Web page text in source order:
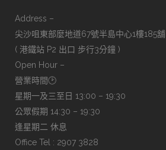
Address –
尖沙咀東部麼地道67號半島中心1樓185舖
( 港鐵站 P2 出口 步行3分鐘 )
Open Hour –
營業時間🕑
星期一及三至日 13:00 – 19:30
公眾假期 14:30 – 19:30
逢星期二 休息
Office Tel : 2907 3828